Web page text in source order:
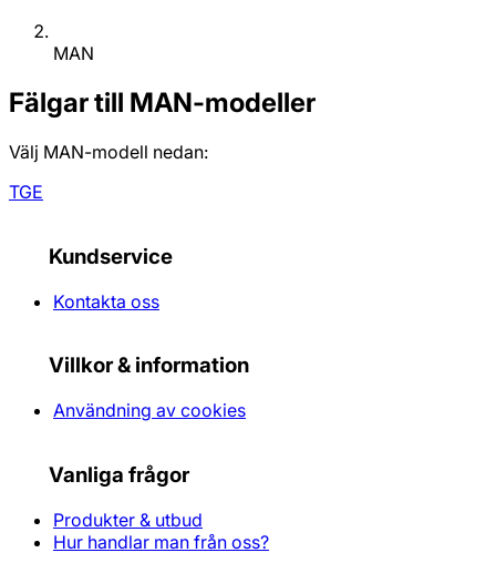
MAN
Fälgar till MAN-modeller
Välj MAN-modell nedan:
TGE
Kundservice
Kontakta oss
Villkor & information
Användning av cookies
Vanliga frågor
Produkter & utbud
Hur handlar man från oss?